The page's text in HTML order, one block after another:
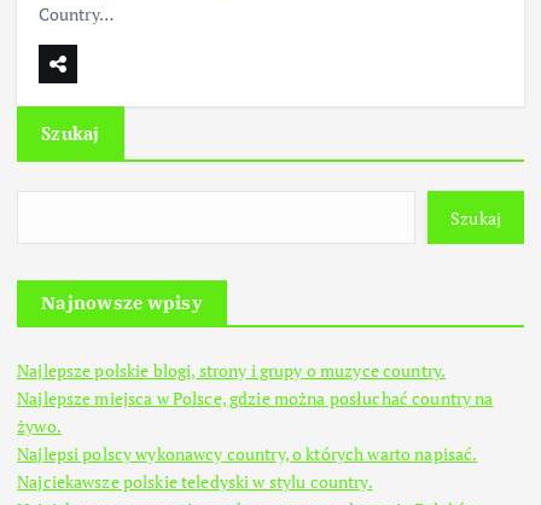
Country…
Szukaj
Szukaj
Najnowsze wpisy
Najlepsze polskie blogi, strony i grupy o muzyce country.
Najlepsze miejsca w Polsce, gdzie można posłuchać country na
żywo.
Najlepsi polscy wykonawcy country, o których warto napisać.
Najciekawsze polskie teledyski w stylu country.